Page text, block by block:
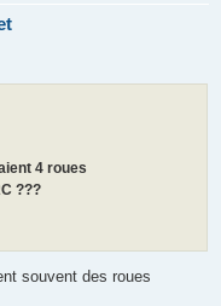
4 roues
???
souvent des roues